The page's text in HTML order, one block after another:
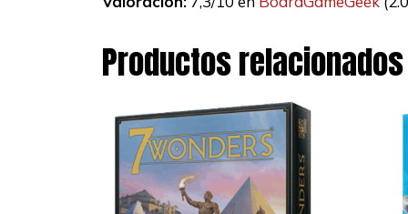
Productos relacionados